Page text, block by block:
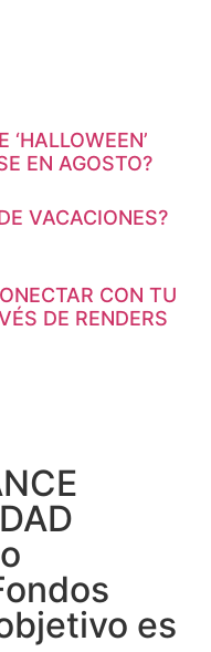
EN AGOSTO?
VACACIONES?
CON TU
DE RENDERS
es